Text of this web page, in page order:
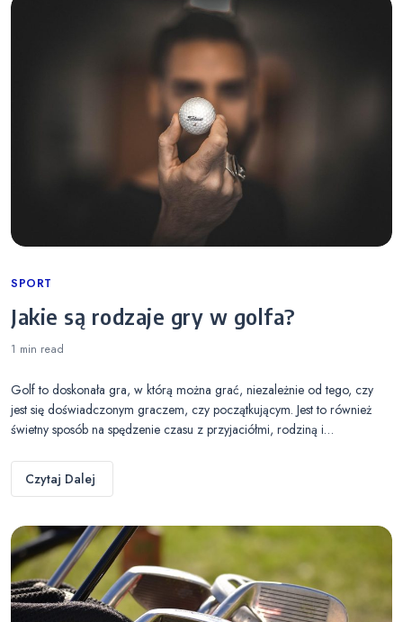
Categories
SPORT
Jakie są rodzaje gry w golfa?
1 min read
Golf to doskonała gra, w którą można grać, niezależnie od tego, czy
jest się doświadczonym graczem, czy początkującym. Jest to również
świetny sposób na spędzenie czasu z przyjaciółmi, rodziną i…
Czytaj Dalej